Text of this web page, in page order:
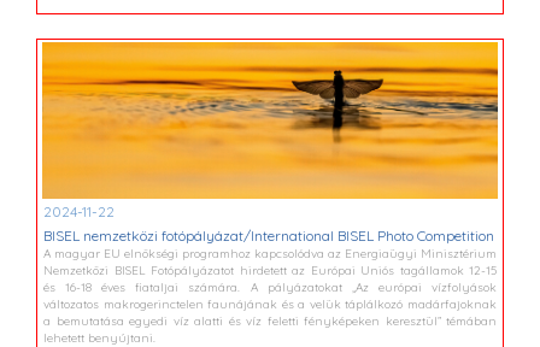
2024-11-22
BISEL nemzetközi fotópályázat/International BISEL Photo Competition
A magyar EU elnökségi programhoz kapcsolódva az Energiaügyi Minisztérium
Nemzetközi BISEL Fotópályázatot hirdetett az Európai Uniós tagállamok 12-15
és 16-18 éves fiataljai számára. A pályázatokat „Az európai vízfolyások
változatos makrogerinctelen faunájának és a velük táplálkozó madárfajoknak
a bemutatása egyedi víz alatti és víz feletti fényképeken keresztül” témában
lehetett benyújtani.